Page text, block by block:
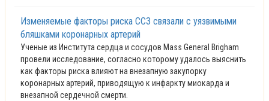
Изменяемые факторы риска ССЗ связали с уязвимыми
бляшками коронарных артерий
Ученые из Института сердца и сосудов Mass General Brigham
провели исследование, согласно которому удалось выяснить
как факторы риска влияют на внезапную закупорку
коронарных артерий, приводящую к инфаркту миокарда и
внезапной сердечной смерти.